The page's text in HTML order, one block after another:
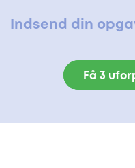
Indsend din
Få 3